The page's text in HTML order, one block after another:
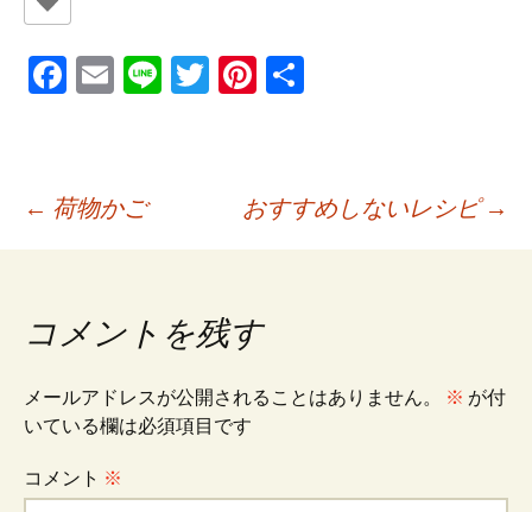
Fa
o
o
k
E
Li T
Pi
es
t
投
ナ
ビ
← 荷物かご おすすめしないレシピ→
コメントを残す
メールアドレスが公開されることはありません。 ※ が付
いている欄は必須項目です
コメント ※